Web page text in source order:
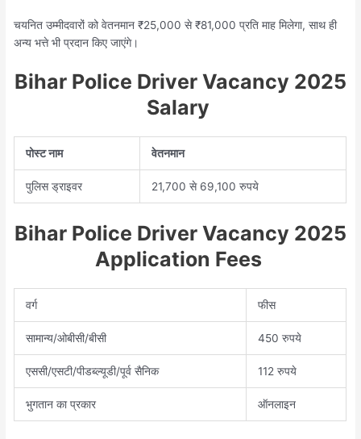
चयनित उम्मीदवारों को वेतनमान ₹25,000 से ₹81,000 प्रति माह मिलेगा, साथ ही
अन्य भत्ते भी प्रदान किए जाएंगे।
Bihar Police Driver Vacancy 2025
Salary
पोस्ट नाम वेतनमान
पुलिस ड्राइवर 21,700 से 69,100 रुपये
Bihar Police Driver Vacancy 2025
Application Fees
वर्ग फीस
सामान्य/ओबीसी/बीसी 450 रुपये
एससी/एसटी/पीडब्ल्यूडी/पूर्व सैनिक 112 रुपये
भुगतान का प्रकार ऑनलाइन